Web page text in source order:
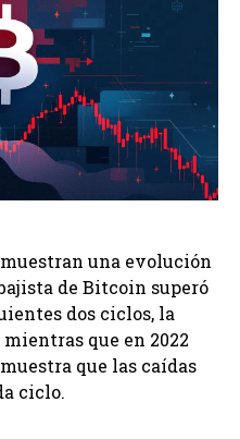
una evolución
de Bitcoin superó
dos ciclos, la
que en 2022
que las caídas
ciclo.